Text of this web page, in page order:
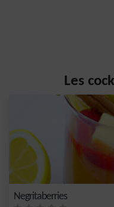
Les
Negritaberries